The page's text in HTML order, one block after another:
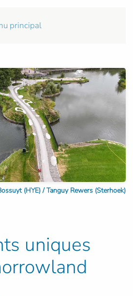
principal
(HYE) / Tanguy Rewers (Sterhoek)
uniques